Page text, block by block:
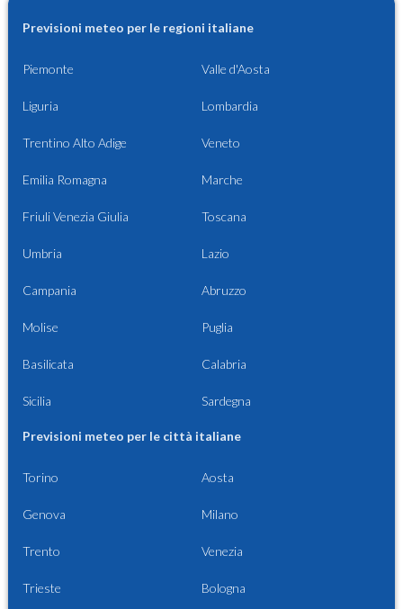
Previsioni meteo per le regioni italiane
Piemonte Valle d'Aosta
Liguria Lombardia
Trentino Alto Adige Veneto
Emilia Romagna Marche
Friuli Venezia Giulia Toscana
Umbria Lazio
Campania Abruzzo
Molise Puglia
Basilicata Calabria
Sicilia Sardegna
Previsioni meteo per le città italiane
Torino Aosta
Genova Milano
Trento Venezia
Trieste Bologna